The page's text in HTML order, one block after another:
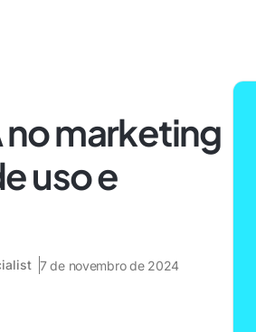
no marketing
uso e
7 de novembro de 2024